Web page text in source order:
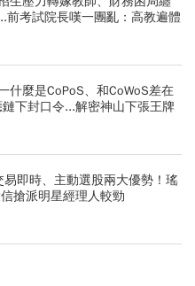
前考試院長嘆一團亂：高教遍體
什麼是CoPoS、和CoWoS差在
下封口令...解密神山下張王牌
易即時、主動選股兩大優勢！瑤
搶派明星經理人較勁